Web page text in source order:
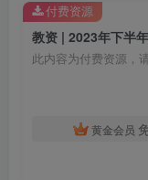
此内容为付费资源，
黄金会员
付费资源